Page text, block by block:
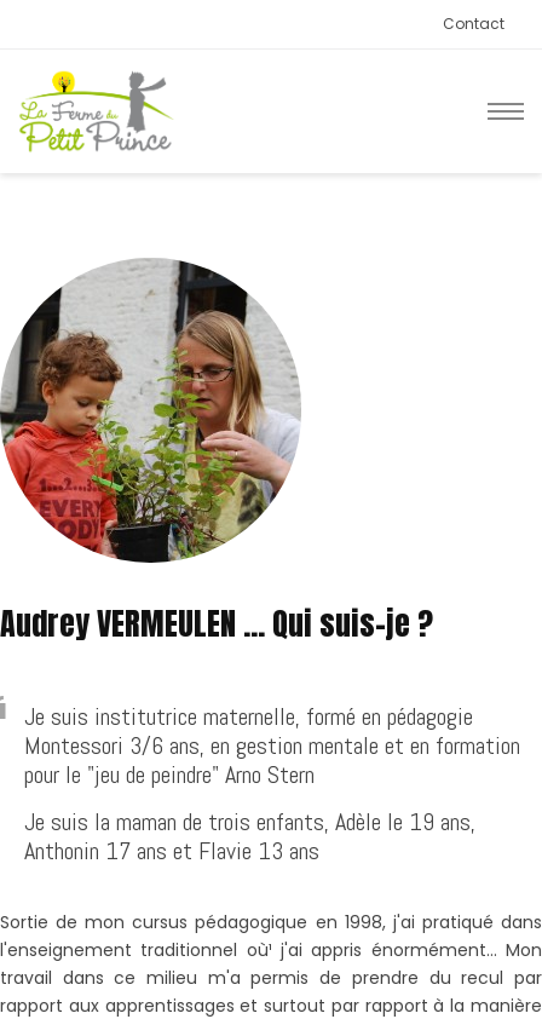
Contact
Audrey VERMEULEN ... Qui suis-je ?
Je suis institutrice maternelle, formé en pédagogie
Montessori 3/6 ans, en gestion mentale et en formation
pour le "jeu de peindre" Arno Stern
Je suis la maman de trois enfants, Adèle le 19 ans,
Anthonin 17 ans et Flavie 13 ans
Sortie de mon cursus pédagogique en 1998, j'ai pratiqué dans
l'enseignement traditionnel où¹ j'ai appris énormément... Mon
travail dans ce milieu m'a permis de prendre du recul par
rapport aux apprentissages et surtout par rapport à la manière